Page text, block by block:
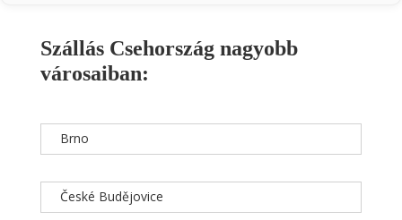
Szállás Csehország nagyobb
városaiban:
Brno
České Budějovice